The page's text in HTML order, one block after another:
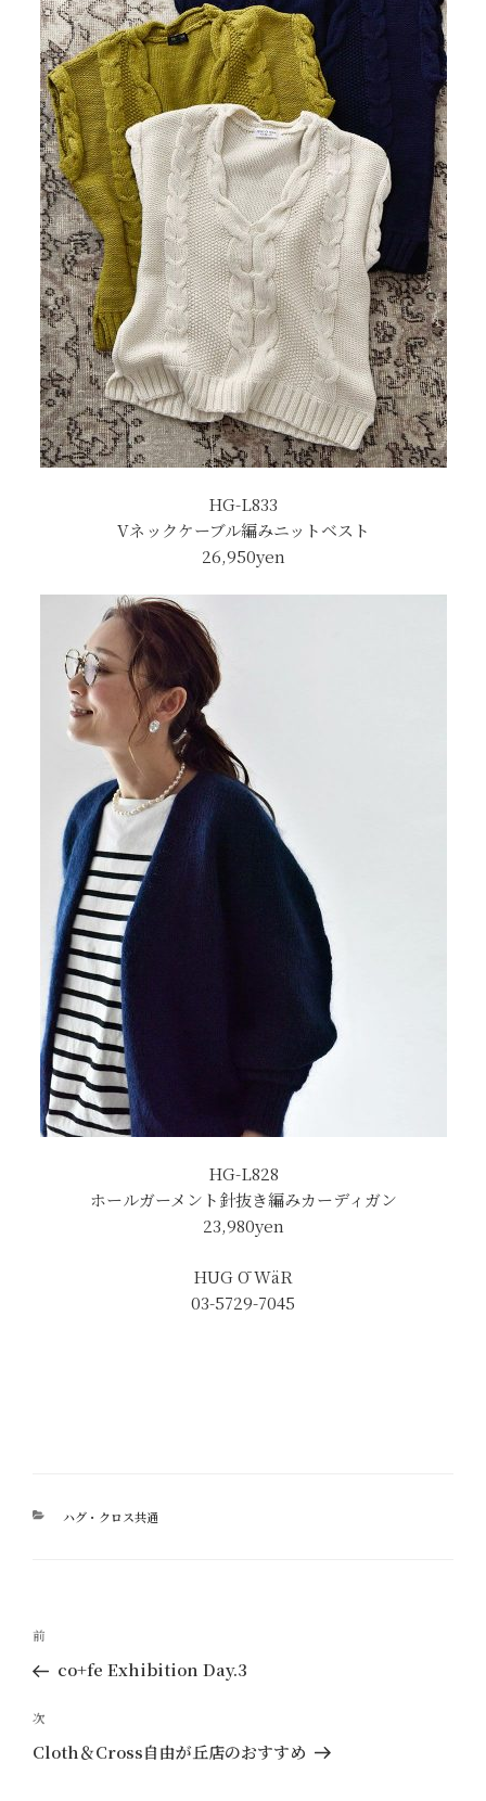
HG-L833
Vネックケーブル編みニットベスト
26,950yen
HG-L828
ホールガーメント針抜き編みカーディガン
23,980yen
HUG Ō WäR
03-5729-7045
カ
ハグ・クロス共通
投
ナ
ビ
ゲ
過
去
投
稿
前
co+fe Exhibition Day.3
次
の
次
Cloth＆Cross自由が丘店のおすすめ